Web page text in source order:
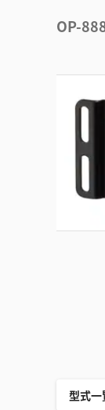
OP-
型式一